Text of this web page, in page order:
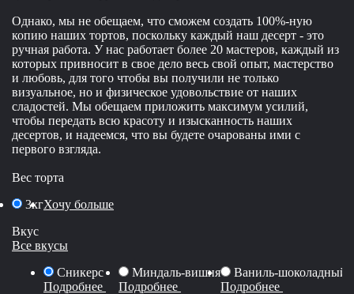
Однако, мы не обещаем, что сможем создать 100%-ную
копию наших тортов, поскольку каждый наш десерт - это
ручная работа. У нас работает более 20 мастеров, каждый из
которых привносит в свое дело весь свой опыт, мастерство
и любовь, для того чтобы вы получили не только
визуальное, но и физическое удовольствие от наших
сладостей. Мы обещаем приложить максимум усилий,
чтобы передать всю красоту и изысканность наших
десертов, и надеемся, что вы будете очарованы ими с
первого взгляда.
Вес торта
3кгХочу больше
Вкус
Все вкусы
Сникерс
Подробнее
Миндаль-вишня
Подробнее
Ваниль-шоколадный
Подробнее